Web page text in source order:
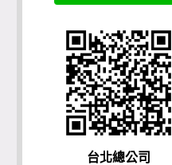
台北總公司